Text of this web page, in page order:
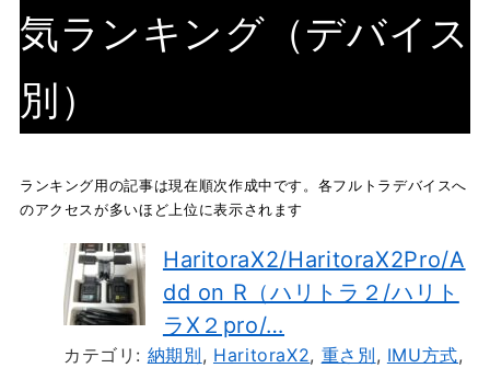
気ランキング（デバイス
別）
ランキング用の記事は現在順次作成中です。各フルトラデバイスへ
のアクセスが多いほど上位に表示されます
HaritoraX2/HaritoraX2Pro/A
dd on R（ハリトラ２/ハリト
ラX２pro/…
カテゴリ: 納期別, HaritoraX2, 重さ別, IMU方式,